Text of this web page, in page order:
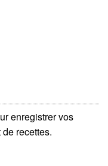
enregistrer vos
recettes.